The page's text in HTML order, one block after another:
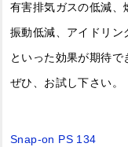
有害排気ガスの低減、
振動低減、アイドリン
といった効果が期待で
ぜひ、お試し下さい。
Snap-on PS 134